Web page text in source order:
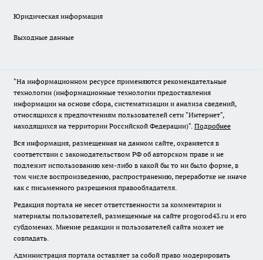
Юридическая информация
Выходные данные
"На информационном ресурсе применяются рекомендательные
технологии (информационные технологии предоставления
информации на основе сбора, систематизации и анализа сведений,
относящихся к предпочтениям пользователей сети "Интернет",
находящихся на территории Российской Федерации)". Подробнее
Вся информация, размещенная на данном сайте, охраняется в
соответствии с законодательством РФ об авторском праве и не
подлежит использованию кем-либо в какой бы то ни было форме, в
том числе воспроизведению, распространению, переработке не иначе
как с письменного разрешения правообладателя.
Редакция портала не несет ответственности за комментарии и
материалы пользователей, размещенные на сайте progorod43.ru и его
субдоменах. Мнение редакции и пользователей сайта может не
совпадать.
Администрация портала оставляет за собой право модерировать